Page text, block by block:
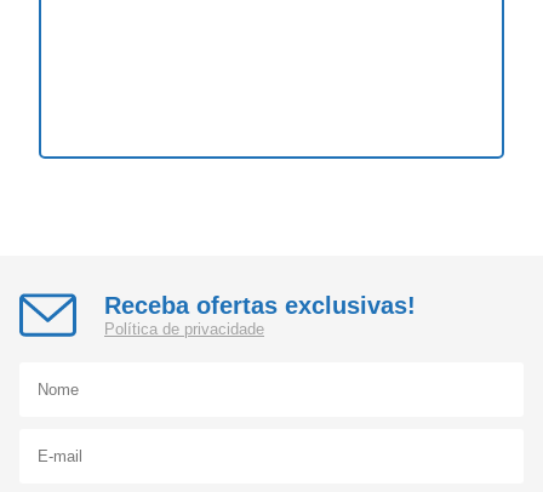
Receba ofertas exclusivas!
Política de privacidade